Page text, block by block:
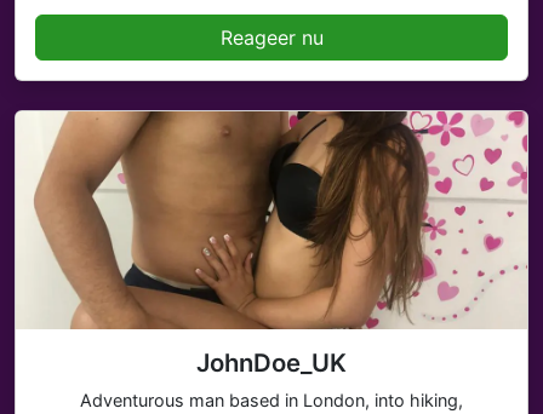
Reageer nu
JohnDoe_UK
Adventurous man based in London, into hiking,